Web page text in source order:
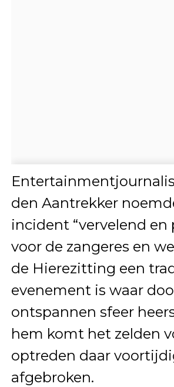
den Aantrekker
incident “vervelend en
voor de zangeres en
de Hierezitting een
evenement is waar
ontspannen sfeer
hem komt het zelden
optreden daar
afgebroken.